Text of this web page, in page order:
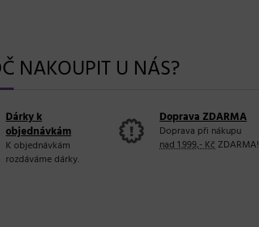
NAKOUPIT U NÁS?
Dárky k
objednávkám
K objednávkám
rozdáváme dárky.
Doprava ZDARMA
Doprava při nákupu
nad 1.999,- KčZDARMA!